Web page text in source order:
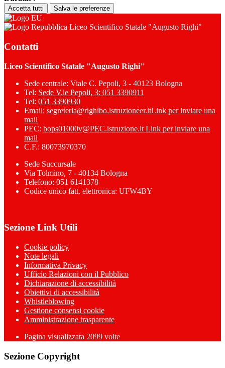
Accetta tutti Salva le preferenze
Liceo Scientifico Statale "Augusto Righi"
Contatti
Liceo Scientifico Statale "Augusto Righi"
Sede centrale: Viale C. Pepoli, 3 - 40123 Bologna
Tel: Sede V.le Pepoli, 3: 051 3390911
Tel: 051 3390930
Email: segreteria@righibo.istruzioneer.itLink per inviare una
mail
PEC: bops01000v@PEC.istruzione.it Link per inviare una
mail
C.F.: 80073970370
Sede Succursale
Via Tolmino, 7 - 40134 Bologna
Telefono: 051 6141378
Codice unico fatt. elettronica: UFW4BY
Sezione Link Utili
Cookie policy
Note legali
Informativa Privacy
Ufficio Relazioni con il Pubblico
Dichiarazione di accessibilità
Obiettivi di accessibilità
Whistleblowing
Gestione consensi cookie
Amministrazione trasparente
Pagina visualizzata 2099 volte
Sezione Copyright